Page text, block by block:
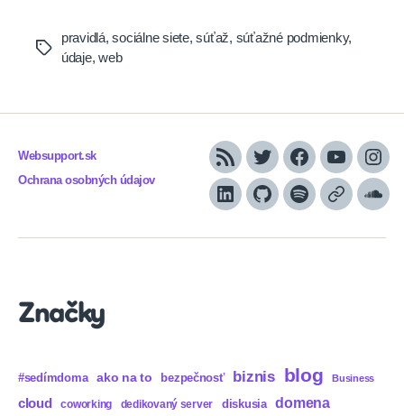
Tags
pravidlá,sociálne siete,súťaž, súťažné podmienky,
údaje,web
Websupport.sk
Ochrana osobných údajov
RSS TwitterFacebook
YouTube
LinkedInGitHubSpotifyApple
Značky
#sedímdoma ako na to bezpečnosť biznis blog Business
cloud coworking dedikovaný server diskusia domena